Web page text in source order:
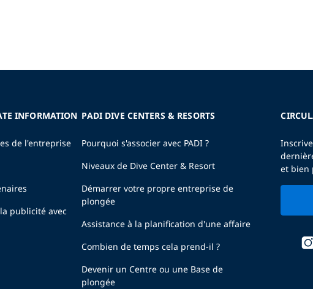
INFORMATION
de l'entreprise
publicité avec
PADI DIVE CENTERS & RESORTS
Pourquoi s'associer avec PADI ?
Niveaux de Dive Center & Resort
Démarrer votre propre entreprise de
plongée
Assistance à la planification d'une affaire
Combien de temps cela prend-il ?
Devenir un Centre ou une Base de
plongée
et bien